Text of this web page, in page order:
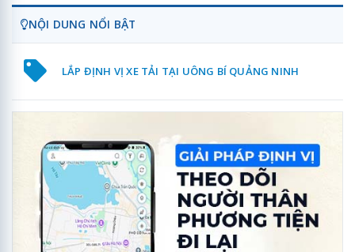
NỘI DUNG NỔI BẬT
LẮP ĐỊNH VỊ XE TẢI TẠI UÔNG BÍ QUẢNG NINH